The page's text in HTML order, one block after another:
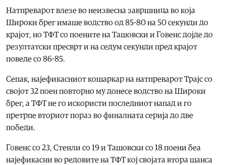
Натпреварот влезе во неизвесна завршница во која
Широки брег имаше водство од 85-80 на 50 секунди до
крајот, но ТФТ со поените на Ташовски и Говенс дојде до
резултатски пресврт и на седум секунди пред крајот
поведе со 86-85.
Сепак, најефикасниот кошаркар на натпреварот Трајс со
својот 32 поен повторно му донесе водство на Широки
брег, а ТФТ не го искористи последниот напад и го
претрпе вториот пораз во финалната серија до две
победи.
Говенс со 23, Стенли со 19 и Ташовски со 18 поени беа
најефикасни во редовите на ТФТ кој својата втора шанса